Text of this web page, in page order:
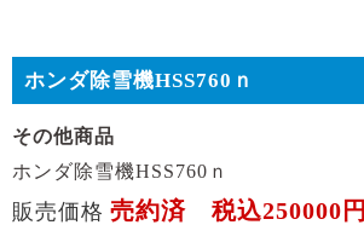
ホンダ除雪機HSS760ｎ
その他商品
ホンダ除雪機HSS760ｎ
販売価格 売約済 税込250000円